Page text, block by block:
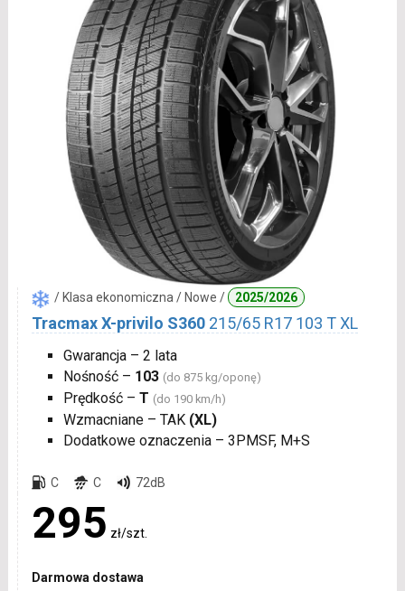
/ Klasa ekonomiczna / Nowe / 2025/2026
Tracmax X-privilo S360 215/65 R17 103 T XL
Gwarancja – 2 lata
Nośność – 103 (do 875 kg/oponę)
Prędkość – T (do 190 km/h)
Wzmacniane – TAK (XL)
Dodatkowe oznaczenia – 3PMSF, M+S
C C 72dB
295 zł/szt.
Darmowa dostawa